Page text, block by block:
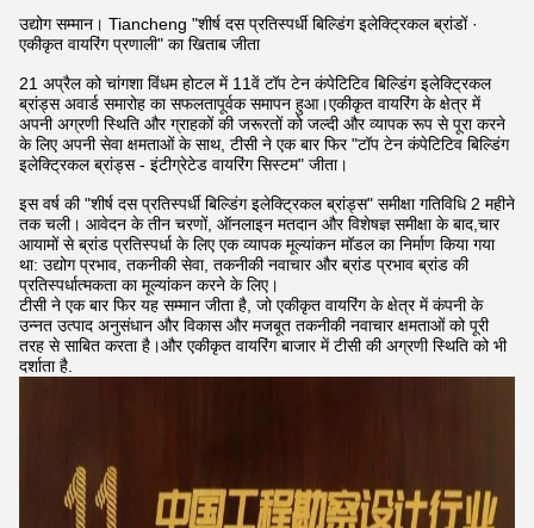
उद्योग सम्मान। Tiancheng "शीर्ष दस प्रतिस्पर्धी बिल्डिंग इलेक्ट्रिकल ब्रांडों ·
एकीकृत वायरिंग प्रणाली" का खिताब जीता
21 अप्रैल को चांगशा विंधम होटल में 11वें टॉप टेन कंपेटिटिव बिल्डिंग इलेक्ट्रिकल
ब्रांड्स अवार्ड समारोह का सफलतापूर्वक समापन हुआ।एकीकृत वायरिंग के क्षेत्र में
अपनी अग्रणी स्थिति और ग्राहकों की जरूरतों को जल्दी और व्यापक रूप से पूरा करने
के लिए अपनी सेवा क्षमताओं के साथ, टीसी ने एक बार फिर "टॉप टेन कंपेटिटिव बिल्डिंग
इलेक्ट्रिकल ब्रांड्स - इंटीग्रेटेड वायरिंग सिस्टम" जीता।
इस वर्ष की "शीर्ष दस प्रतिस्पर्धी बिल्डिंग इलेक्ट्रिकल ब्रांड्स" समीक्षा गतिविधि 2 महीने
तक चली। आवेदन के तीन चरणों, ऑनलाइन मतदान और विशेषज्ञ समीक्षा के बाद,चार
आयामों से ब्रांड प्रतिस्पर्धा के लिए एक व्यापक मूल्यांकन मॉडल का निर्माण किया गया
था: उद्योग प्रभाव, तकनीकी सेवा, तकनीकी नवाचार और ब्रांड प्रभाव ब्रांड की
प्रतिस्पर्धात्मकता का मूल्यांकन करने के लिए।
टीसी ने एक बार फिर यह सम्मान जीता है, जो एकीकृत वायरिंग के क्षेत्र में कंपनी के
उन्नत उत्पाद अनुसंधान और विकास और मजबूत तकनीकी नवाचार क्षमताओं को पूरी
तरह से साबित करता है।और एकीकृत वायरिंग बाजार में टीसी की अग्रणी स्थिति को भी
दर्शाता है.